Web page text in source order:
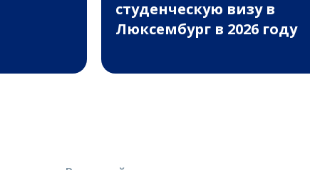
студенческую визу в
Люксембург в 2026 году